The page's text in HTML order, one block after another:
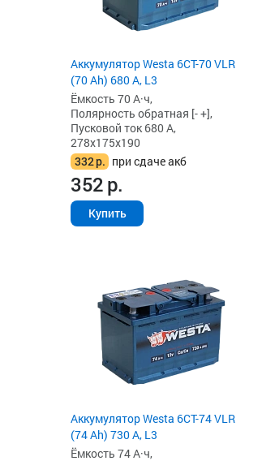
Аккумулятор Westa 6СТ-70 VLR
(70 Ah) 680 А, L3
Ёмкость 70 А·ч,
Полярность обратная [- +],
Пусковой ток 680 А,
278x175x190
332р. при сдаче акб
352р.
Купить
Аккумулятор Westa 6СТ-74 VLR
(74 Ah) 730 А, L3
Ёмкость 74 А·ч,